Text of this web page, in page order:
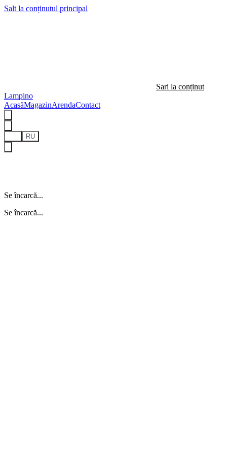
Salt la conținutul principal
Sari la conținut
Lampino
AcasăMagazinArendaContact
RU
Se încarcă...
Se încarcă...